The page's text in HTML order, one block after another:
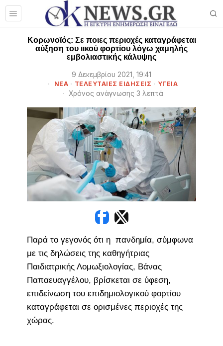
Κορωνοϊός: Σε ποιες περιοχές καταγράφεται
αύξηση του ιικού φορτίου λόγω χαμηλής
εμβολιαστικής κάλυψης
9 Δεκεμβρίου 2021, 19:41
ΝΕΑ · ΤΕΛΕΥΤΑΙΕΣ ΕΙΔΗΣΕΙΣ · ΥΓΕΙΑ
Χρόνος ανάγνωσης 3 λεπτά
Παρά το γεγονός ότι η πανδημία, σύμφωνα
με τις δηλώσεις της καθηγήτριας
Παιδιατρικής Λομωξιολογίας, Βάνας
Παπαευαγγέλου, βρίσκεται σε ύφεση,
επιδείνωση του επιδημιολογικού φορτίου
καταγράφεται σε ορισμένες περιοχές της
χώρας.